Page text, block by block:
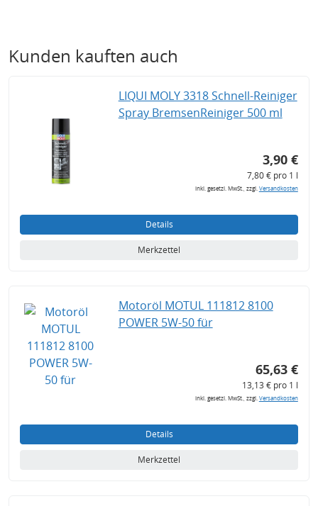
Kunden kauften auch
LIQUI MOLY 3318 Schnell-Reiniger
Spray BremsenReiniger 500 ml
3,90 €
7,80 € pro 1 l
inkl. gesetzl. MwSt., zzgl.Versandkosten
Details
Merkzettel
Motoröl MOTUL 111812 8100
POWER 5W-50 für
65,63 €
13,13 € pro 1 l
inkl. gesetzl. MwSt., zzgl.Versandkosten
Details
Merkzettel